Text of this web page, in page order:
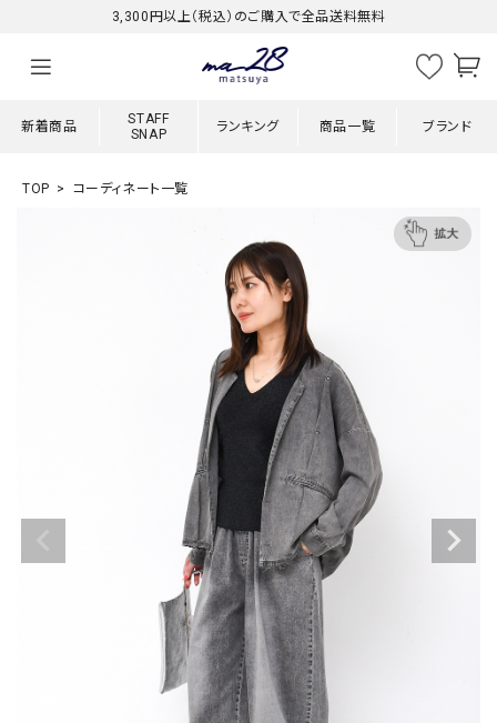
3,300円以上（税込）のご購入で全品送料無料
新着商品
STAFF
SNAP
ランキング 商品一覧 ブランド
TOP コーディネート一覧